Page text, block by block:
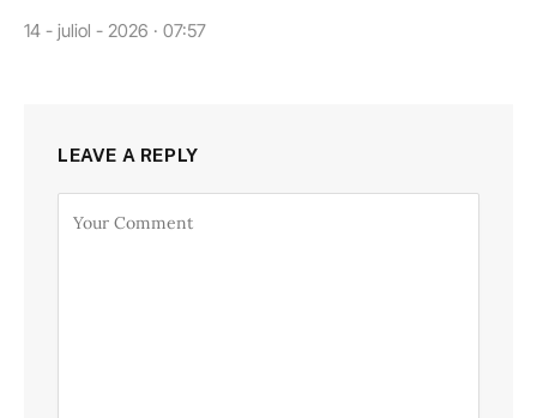
14 - juliol - 2026 · 07:57
LEAVE A REPLY